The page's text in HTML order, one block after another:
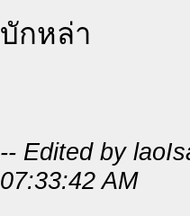
บักหล่า
-- Edited by
07:33:42 AM